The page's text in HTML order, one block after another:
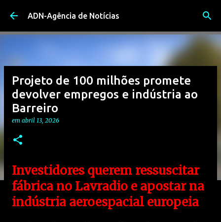
Avançar para o conteúdo principal
ADN-Agência de Notícias
Projeto de 100 milhões promete
devolver empregos e indústria ao
Barreiro
em abril 13, 2026
Investidores querem ressuscitar
fábrica no Lavradio e apostar na
indústria aeroespacial europeia